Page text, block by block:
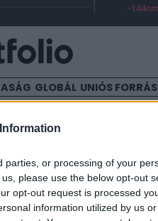
parties, or processing of your
please use the below opt-out
opt-out request is processed
information utilized by us
-144cm
GLOBÁL UNIÓS